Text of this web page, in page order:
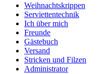
Weihnachtskrippen
Serviettentechnik
Ich über mich
Freunde
Gästebuch
Versand
Stricken und Filzen
Administrator